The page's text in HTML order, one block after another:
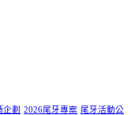
企劃 2026尾牙專案 尾牙活動公